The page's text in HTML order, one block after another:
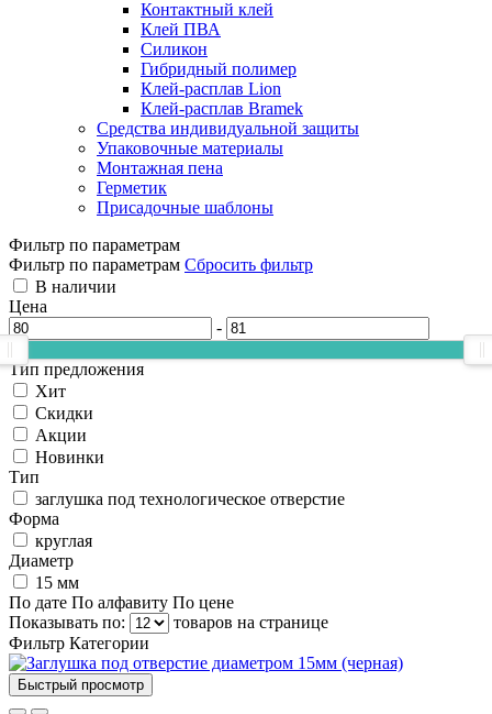
Контактный клей
Клей ПВА
Силикон
Гибридный полимер
Клей-расплав Lion
Клей-расплав Bramek
Средства индивидуальной защиты
Упаковочные материалы
Монтажная пена
Герметик
Присадочные шаблоны
Фильтр по параметрам
Фильтр по параметрам Сбросить фильтр
В наличии
Цена
-
Тип предложения
Хит
Скидки
Акции
Новинки
Тип
заглушка под технологическое отверстие
Форма
круглая
Диаметр
15 мм
По дате По алфавиту По цене
Показывать по:
товаров на странице
Фильтр Категории
Быстрый просмотр